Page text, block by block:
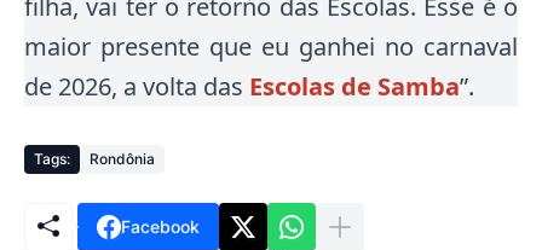
filha, vai ter o retorno das Escolas. Esse é o
maior presente que eu ganhei no carnaval
de 2026, a volta das Escolas de Samba”.
Tags: Rondônia
Facebook